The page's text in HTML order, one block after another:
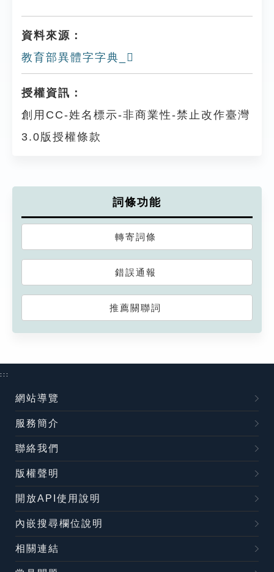
資料來源：
教育部異體字字典_𤛰
授權資訊：
創用CC-姓名標示-非商業性-禁止改作臺灣
3.0版授權條款
詞條功能
轉寄詞條
錯誤通報
推薦關聯詞
:::
網站導覽
服務簡介
聯絡我們
版權聲明
開放API使用說明
內嵌搜尋欄位說明
相關連結